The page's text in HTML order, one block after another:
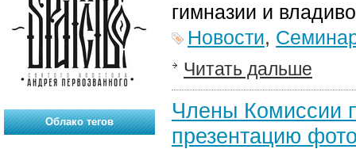
гимназии и
Новости,
Читать дальше
Члены Комиссии
презентацию
Облако тегов